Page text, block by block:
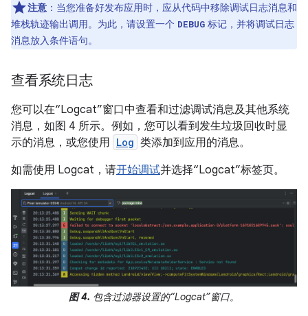
注意 ：当您准备好发布应用时，应从代码中移除调试日志消息和
堆栈轨迹输出调用。为此，请设置一个 DEBUG 标记，并将调试日志
消息放入条件语句。
查看系统日志
您可以在“Logcat”窗口中查看和过滤调试消息及其他系统
消息，如图 4 所示。例如，您可以看到发生垃圾回收时显
示的消息，或您使用 Log 类添加到应用的消息。
如需使用 Logcat，请开始调试并选择“Logcat”标签页。
图 4. 包含过滤器设置的“Logcat”窗口。